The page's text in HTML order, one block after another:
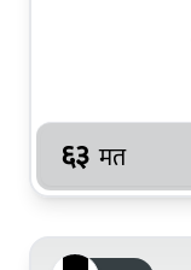
६३ मत